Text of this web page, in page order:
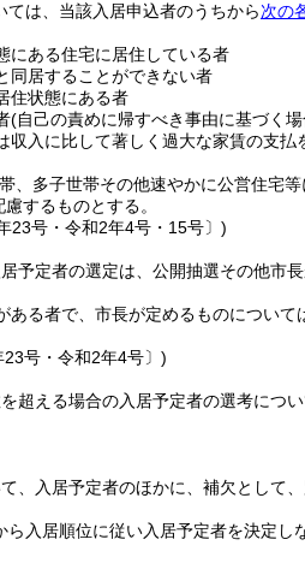
は、当該入居申込者のうちから次の
にある住宅に居住している者
同居することができない者
住状態にある者
(自己の責めに帰すべき事由に基づく
入に比して著しく過大な家賃の支払
、多子世帯その他速やかに公営住宅
するものとする。
23号・令和2年4号・15号〕)
予定者の選定は、公開抽選その他市
る者で、市長が定めるものについ
号・令和2年4号〕)
超える場合の入居予定者の選考につい
、入居予定者のほかに、補欠として
入居順位に従い入居予定者を決定し